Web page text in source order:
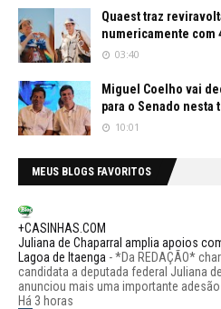
Quaest traz
numericamente com
03:40
Miguel Coelho vai
para o Senado nesta
10:01
MEUS BLOGS FAVORITOS
+CASINHAS.COM
Juliana de Chaparral amplia apoios
Lagoa de Itaenga -*Da REDAÇÃO*
candidata a deputada federal Juliana
anunciou mais uma importante adesão
Há 3 horas